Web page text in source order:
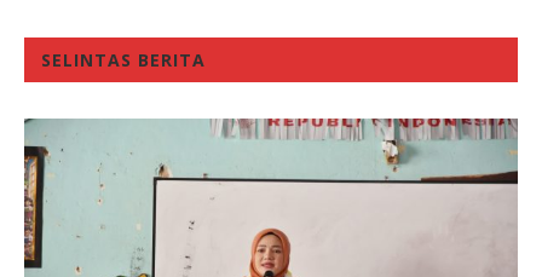
SELINTAS BERITA